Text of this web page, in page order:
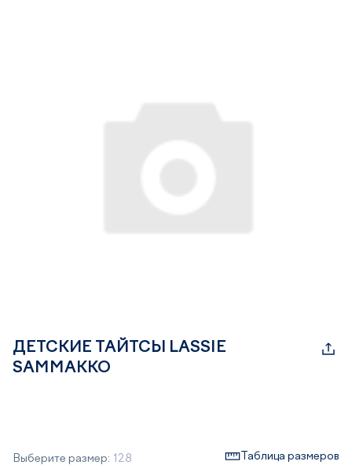
ДЕТСКИЕ ТАЙТСЫ LASSIE
SAMMAKKO
Выберите размер: 128 Таблица размеров